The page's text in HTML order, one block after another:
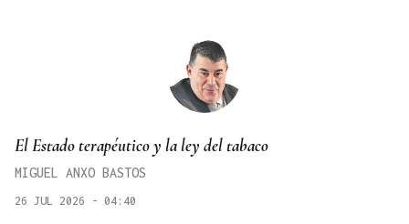
El Estado terapéutico y la ley del tabaco
MIGUEL ANXO BASTOS
26 JUL 2026 - 04:40